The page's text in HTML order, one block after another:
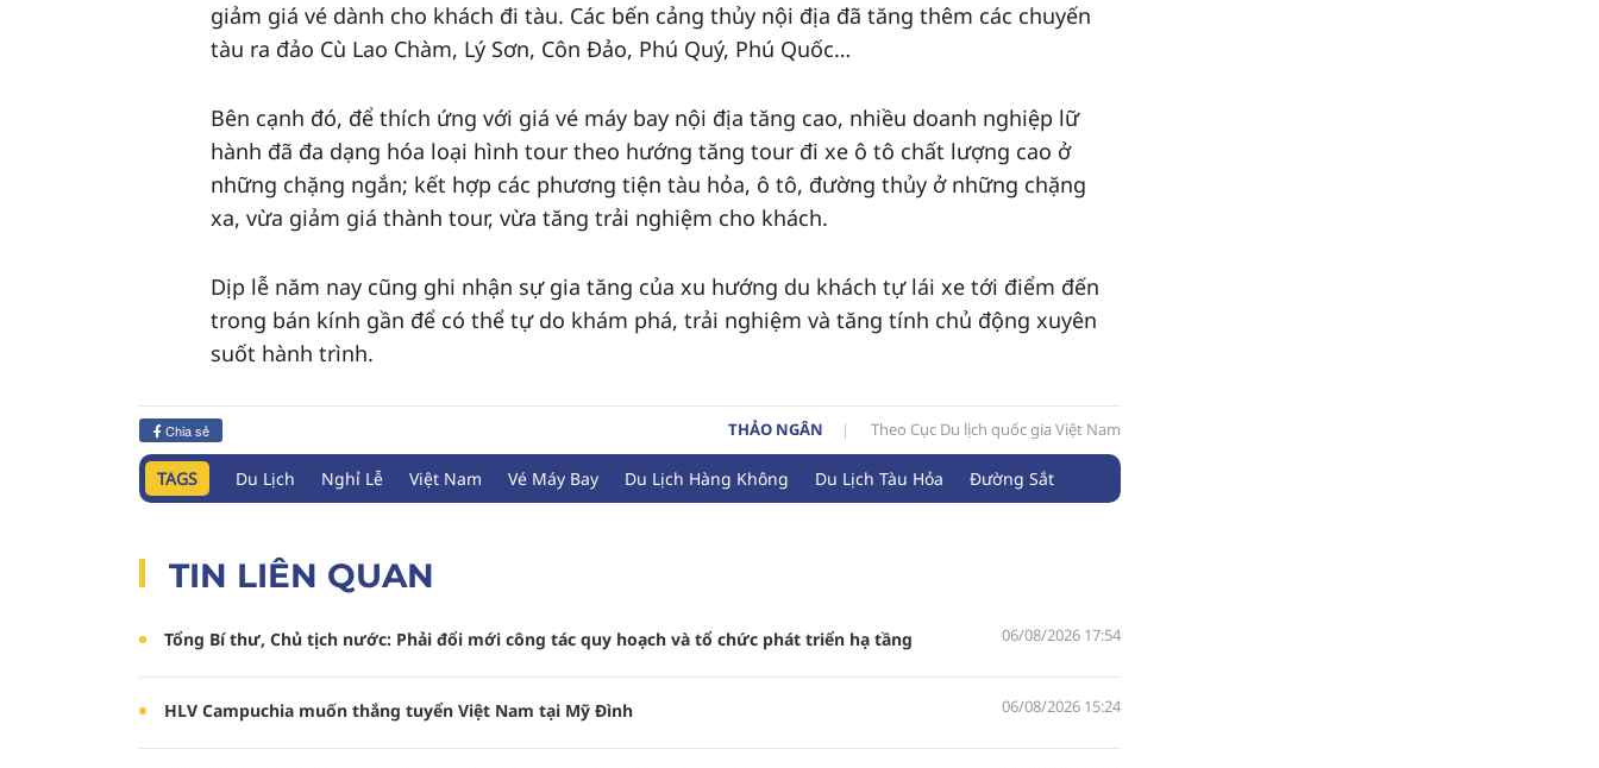
giảm giá vé dành cho khách đi tàu. Các bến cảng thủy nội địa đã tăng thêm các chuyến
tàu ra đảo Cù Lao Chàm, Lý Sơn, Côn Đảo, Phú Quý, Phú Quốc…
Bên cạnh đó, để thích ứng với giá vé máy bay nội địa tăng cao, nhiều doanh nghiệp lữ
hành đã đa dạng hóa loại hình tour theo hướng tăng tour đi xe ô tô chất lượng cao ở
những chặng ngắn; kết hợp các phương tiện tàu hỏa, ô tô, đường thủy ở những chặng
xa, vừa giảm giá thành tour, vừa tăng trải nghiệm cho khách.
Dịp lễ năm nay cũng ghi nhận sự gia tăng của xu hướng du khách tự lái xe tới điểm đến
trong bán kính gần để có thể tự do khám phá, trải nghiệm và tăng tính chủ động xuyên
suốt hành trình.
Chia sẻ THẢO NGÂN Theo Cục Du lịch quốc gia Việt Nam
TAGS Du Lịch Nghỉ Lễ Việt Nam Vé Máy Bay Du Lịch Hàng Không Du Lịch Tàu Hỏa Đường Sắt
TIN LIÊN QUAN
Tổng Bí thư, Chủ tịch nước: Phải đổi mới công tác quy hoạch và tổ chức phát triển hạ tầng 06/08/2026 17:54
HLV Campuchia muốn thắng tuyển Việt Nam tại Mỹ Đình 06/08/2026 15:24